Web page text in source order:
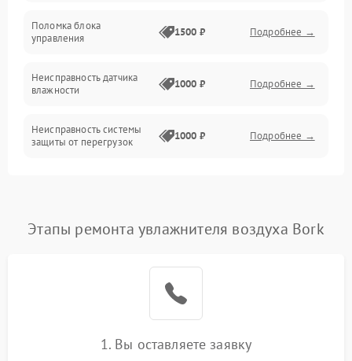
Датчики
Поломка блока
управления
1500 ₽ Подробнее →
Неисправность датчика
влажности
1000 ₽ Подробнее →
Неисправность системы
защиты от перегрузок
1000 ₽ Подробнее →
1000 ₽
Повреждение системы
Этапы ремонта увлажнителя воздуха Bork
1. Вы оставляете заявку